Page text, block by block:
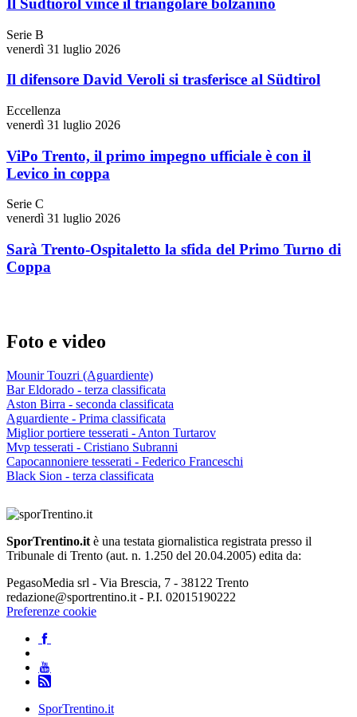
Il Südtiorol vince il triangolare bolzanino
Serie B
venerdì 31 luglio 2026
Il difensore David Veroli si trasferisce al Südtirol
Eccellenza
venerdì 31 luglio 2026
ViPo Trento, il primo impegno ufficiale è con il
Levico in coppa
Serie C
venerdì 31 luglio 2026
Sarà Trento-Ospitaletto la sfida del Primo Turno di
Coppa
Foto e video
Mounir Touzri (Aguardiente)
Bar Eldorado - terza classificata
Aston Birra - seconda classificata
Aguardiente - Prima classificata
Miglior portiere tesserati - Anton Turtarov
Mvp tesserati - Cristiano Subranni
Capocannoniere tesserati - Federico Franceschi
Black Sion - terza classificata
SporTrentino.it è una testata giornalistica registrata presso il
Tribunale di Trento (aut. n. 1.250 del 20.04.2005) edita da:
PegasoMedia srl - Via Brescia, 7 - 38122 Trento
redazione@sportrentino.it - P.I. 02015190222
Preferenze cookie
SporTrentino.it